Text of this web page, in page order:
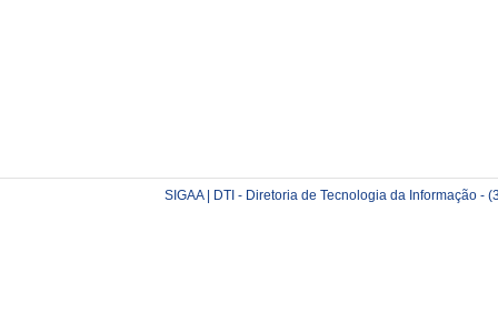
SIGAA | DTI - Diretoria de Tecnologia da Informação